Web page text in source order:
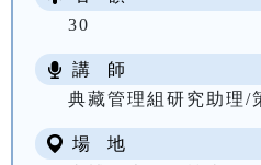
30
講 師
典藏管理組研究助理/
場 地